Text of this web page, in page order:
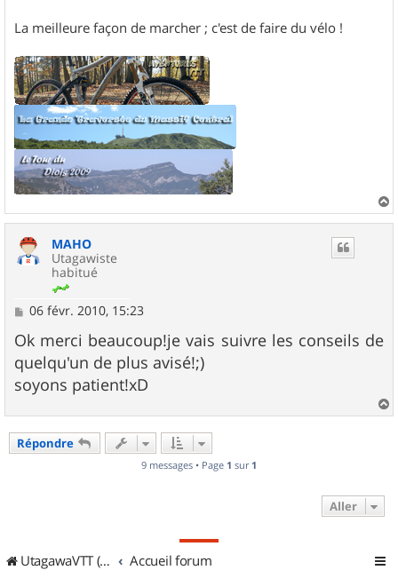
La meilleure façon de marcher ; c'est de faire du vélo !
a
MAHO
Utagawiste
habitué
M
s
s
a
g
e
06 févr. 2010, 15:23
Ok merci beaucoup!je vais suivre les conseils de
quelqu'un de plus avisé!;)
soyons patient!xD
a
Répondre
9 messages • Page 1 sur 1
Aller
UtagawaVTT (Randos VTT et VTTAE avec traces GPS) Accueil forum